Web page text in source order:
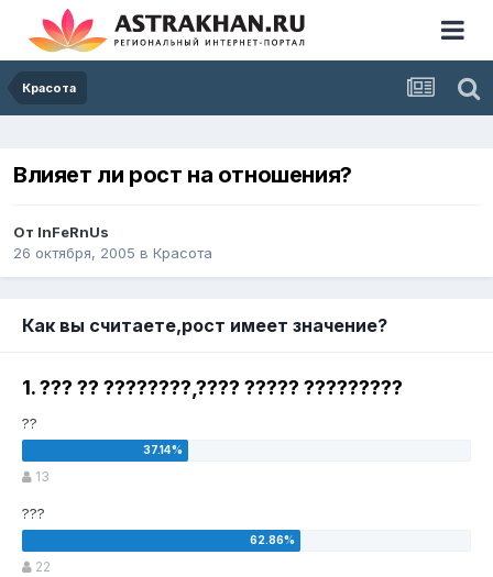
Красота
Влияет ли рост на отношения?
От InFeRnUs
26 октября, 2005 в Красота
Как вы считаете,рост имеет значение?
1. ??? ?? ????????,???? ????? ?????????
??
13
???
22